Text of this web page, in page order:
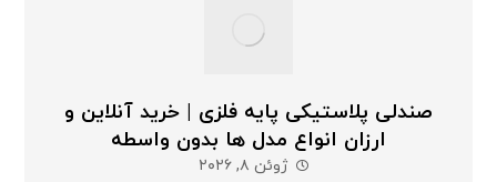
صندلی پلاستیکی پایه فلزی | خرید آنلاین و
ارزان انواع مدل ها بدون واسطه
ژوئن ۸, ۲۰۲۶